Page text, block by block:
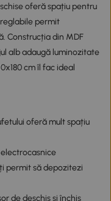
oferă spațiu pentru
permit
Construcția din MDF
alb adaugă luminozitate
cm îl fac ideal
oferă mult spațiu
permit să depozitezi
de deschis și închis